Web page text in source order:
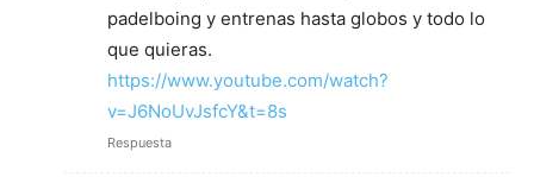
padelboing y entrenas hasta globos y todo lo
que quieras.
https://www.youtube.com/watch?
v=J6NoUvJsfcY&t=8s
Respuesta